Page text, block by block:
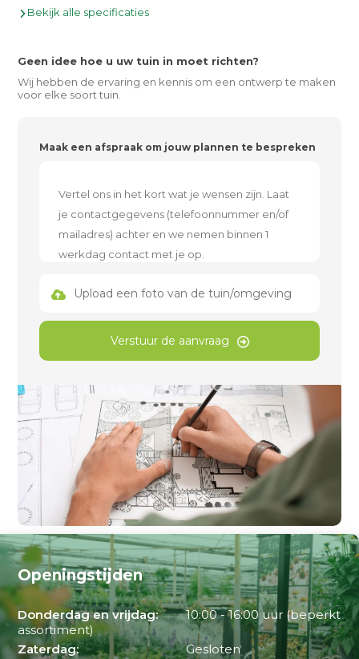
Bekijk alle specificaties
Geen idee hoe u uw tuin in moet richten?
Wij hebben de ervaring en kennis om een ontwerp te maken
voor elke soort tuin.
Maak een afspraak om jouw plannen te bespreken
Upload een foto van de tuin/omgeving
Verstuur de aanvraag
Openingstijden
Donderdag en vrijdag:
10:00 - 16:00 uur (beperkt
assortiment)
Zaterdag:
Gesloten